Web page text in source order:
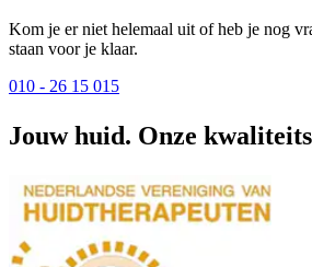
Kom je er niet helemaal uit of heb je nog
staan voor je klaar.
010 - 26 15 015
Jouw huid. Onze